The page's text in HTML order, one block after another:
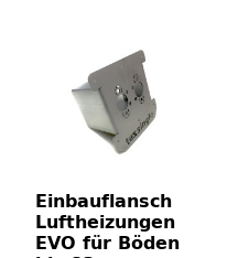
Einbauflansch
Luftheizungen
EVO für Böden